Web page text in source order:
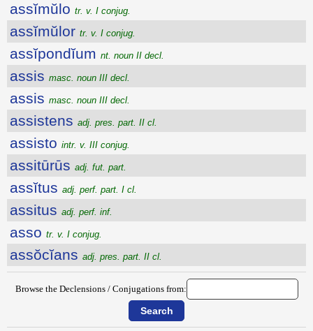
assĭmŭlo tr. v. I conjug.
assĭmŭlor tr. v. I conjug.
assĭpondĭum nt. noun II decl.
assis masc. noun III decl.
assis masc. noun III decl.
assistens adj. pres. part. II cl.
assisto intr. v. III conjug.
assitūrūs adj. fut. part.
assĭtus adj. perf. part. I cl.
assitus adj. perf. inf.
asso tr. v. I conjug.
assŏcĭans adj. pres. part. II cl.
Browse the Declensions / Conjugations from: